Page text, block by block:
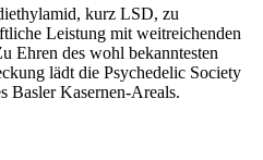
kurz LSD, zu
Leistung mit weitreichenden
Ehren des wohl bekanntesten
lädt die Psychedelic Society
Basler Kasernen-Areals.